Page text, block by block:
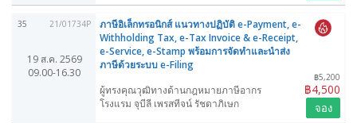
35 21/01734P
19 ส.ค. 2569
09.00-16.30
ภาษีอิเล็กทรอนิกส์ แนวทางปฏิบัติ e-Payment, e-
Withholding Tax, e-Tax Invoice & e-Receipt,
e-Service, e-Stamp พร้อมการจัดทำและนำส่ง
ภาษีด้วยระบบ e-Filing
฿5,200
฿4,500
ผู้ทรงคุณวุฒิทางด้านกฎหมายภาษีอากร
โรงแรม จุบีลี เพรสทีจน์ รัชดาภิเษก
จอง